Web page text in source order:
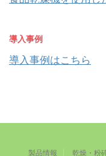
導入事例
導入事例はこちら
製品情報 乾燥・粉